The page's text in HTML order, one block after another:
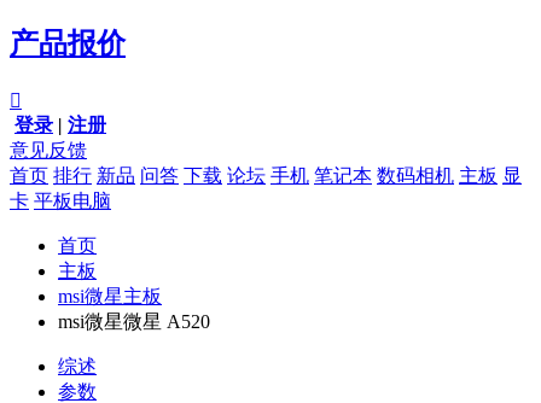
产品报价

登录 | 注册
意见反馈
首页 排行 新品 问答 下载 论坛 手机 笔记本 数码相机 主板 显
卡 平板电脑
首页
主板
msi微星主板
msi微星微星 A520
综述
参数